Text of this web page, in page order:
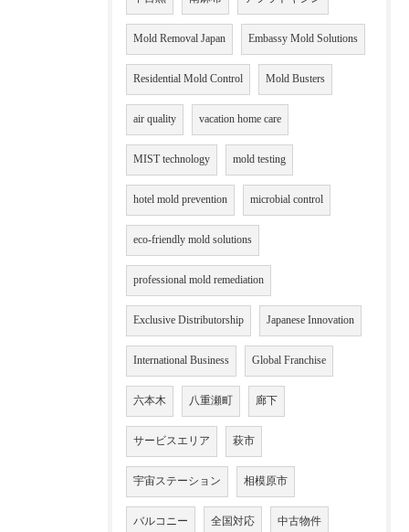
Mold Removal Japan Embassy Mold Solutions
Residential Mold Control Mold Busters
air quality vacation home care
MIST technology mold testing
hotel mold prevention microbial control
eco-friendly mold solutions
professional mold remediation
Exclusive Distributorship Japanese Innovation
International Business Global Franchise
六本木 八重瀬町 廊下
サービスエリア 萩市
宇宙ステーション 相模原市
バルコニー 全国対応 中古物件